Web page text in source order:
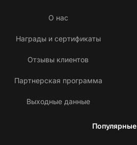
О нас
Награды и сертификаты
Отзывы клиентов
Партнерская программа
Выходные данные
Популярные